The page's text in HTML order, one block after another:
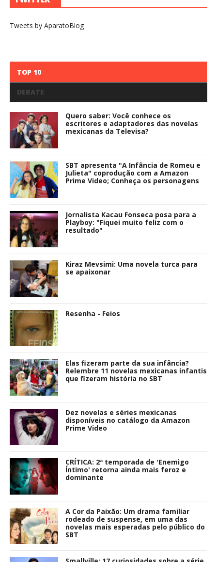
homônima da novel e best que conta a história de Mon, uma
entre Mon e Khun Sam se intensifica"
Primeiras Impressões | GAP The Series:
fortalecimento da amizade entre Mon e
Khun Sam"
Por:Camila Júlia 17 Dezembro 2022
#COLORIDA COLORIDA DESTAQUE RECENTES
Primeiras Impressões | GAP The Series:
O primeiro GL Tailandês, uma montanha
russa de emoções
02 Dezembro 2022
TWITTER
Tweets by AparatoBlog
TOP 10
DEBATE
Quero saber: Você conhece os
escritores e adaptadores das novelas
mexicanas da Televisa?
SBT apresenta "A Infância de Romeu e
Julieta" coprodução com a Amazon
Prime Video; Conheça os personagens
Jornalista Kacau Fonseca posa para a
Playboy: "Fiquei muito feliz com o
resultado"
Kiraz Mevsimi: Uma novela turca para
se apaixonar
Resenha - Feios